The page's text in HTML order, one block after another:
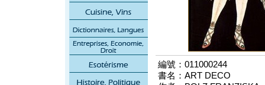
編號：011000244
書名：ART DECO